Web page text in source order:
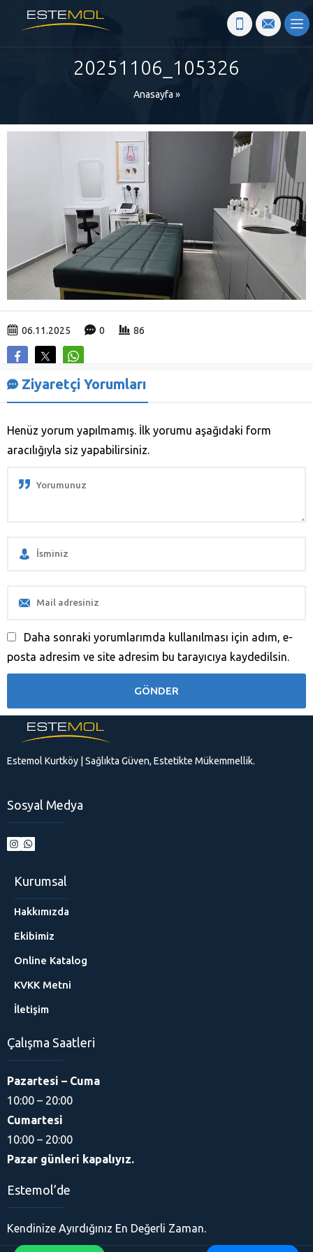
20251106_105326
Anasayfa »
06.11.2025 0 86
Ziyaretçi Yorumları
Henüz yorum yapılmamış. İlk yorumu aşağıdaki form
aracılığıyla siz yapabilirsiniz.
Daha sonraki yorumlarımda kullanılması için adım, e-
posta adresim ve site adresim bu tarayıcıya kaydedilsin.
Estemol Kurtköy | Sağlıkta Güven, Estetikte Mükemmellik.
Sosyal Medya
Kurumsal
Hakkımızda
Ekibimiz
Online Katalog
KVKK Metni
İletişim
Çalışma Saatleri
Pazartesi – Cuma
10:00 – 20:00
Cumartesi
10:00 – 20:00
Pazar günleri kapalıyız.
Estemol’de
Kendinize Ayırdığınız En Değerli Zaman.